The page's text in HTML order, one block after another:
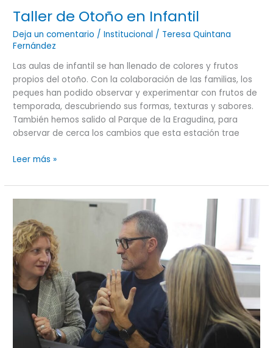
Taller de Otoño en Infantil
Deja un comentario /Institucional / Teresa Quintana
Fernández
Las aulas de infantil se han llenado de colores y frutos
propios del otoño. Con la colaboración de las familias, los
peques han podido observar y experimentar con frutos de
temporada, descubriendo sus formas, texturas y sabores.
También hemos salido al Parque de la Eragudina, para
observar de cerca los cambios que esta estación trae
Leer más »
EQUIPO
DIRECTIVOS